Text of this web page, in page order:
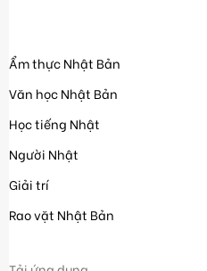
Ẩm thực Nhật Bản
Văn học Nhật Bản
Học tiếng Nhật
Người Nhật
Giải trí
Rao vặt Nhật Bản